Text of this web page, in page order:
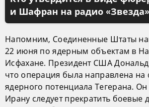
и Шафран на радио «Звезда»
Напомним, Соединенные Штаты
22 июня по ядерным объектам в
Исфахане. Президент США
что операция была направлена на
ядерного потенциала Тегерана.
Ирану следует прекратить боевые